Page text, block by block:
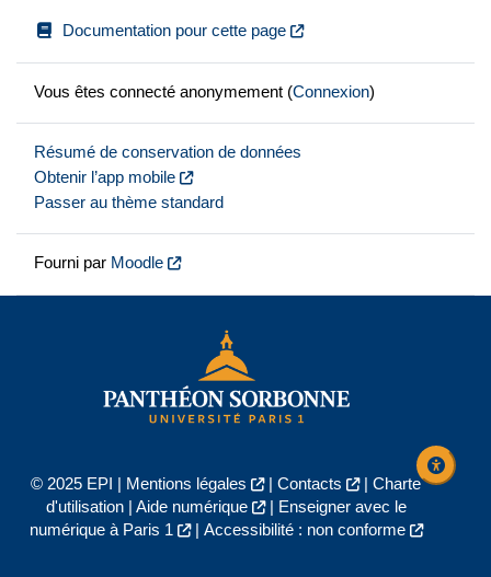
Documentation pour cette page
Vous êtes connecté anonymement (Connexion)
Résumé de conservation de données
Obtenir l’app mobile
Passer au thème standard
Fourni par Moodle
© 2025 EPI | Mentions légales | Contacts | Charte
d'utilisation| Aide numérique |
Enseigner avec le
numérique à Paris 1
| Accessibilité : non conforme